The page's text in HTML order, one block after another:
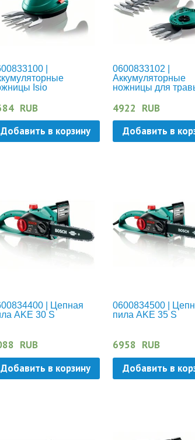
|
Isio
RUB
Добавить в корзину
0600833102 |
Аккумуляторные
ножницы для
4922 RUB
Добавить в
| Цепная
AKE 30 S
RUB
Добавить в корзину
0600834500 |
пила AKE 35 S
6958 RUB
Добавить в